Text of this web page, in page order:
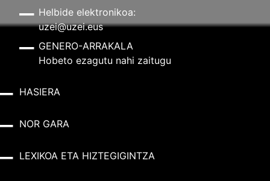
Helbide elektronikoa:
uzei@uzei.eus
GENERO-ARRAKALA
Hobeto ezagutu nahi zaitugu
HASIERA
NOR GARA
LEXIKOA ETA HIZTEGIGINTZA